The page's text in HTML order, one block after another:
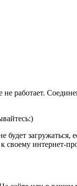
работает.
будет
своему интернет-